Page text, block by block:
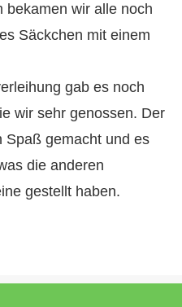
bekamen wir alle noch
Säckchen mit einem
gab es noch
wir sehr genossen. Der
Spaß gemacht und es
die anderen
gestellt haben.